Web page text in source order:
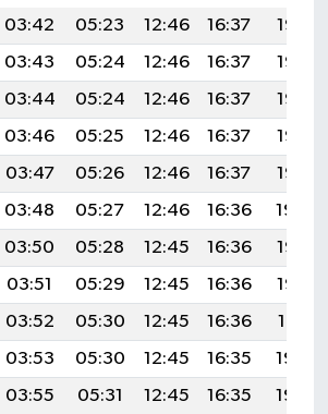
03:42 05:23 12:46 16:37
19:58
03:43 05:24 12:46 16:37
19:58
03:44 05:24 12:46 16:37
19:57
03:46 05:25 12:46 16:37
19:56
03:47 05:26 12:46 16:37
19:55
03:48 05:27 12:46 16:36
19:54
03:50 05:28 12:45 16:36
19:53
03:51 05:29 12:45 16:36
19:52
03:52 05:30 12:45 16:36
19:51
03:53 05:30 12:45 16:35
19:50
03:55 05:31 12:45 16:35
19:49